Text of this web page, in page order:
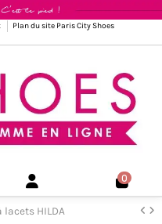
Plan du site Paris City Shoes
0
HILDA